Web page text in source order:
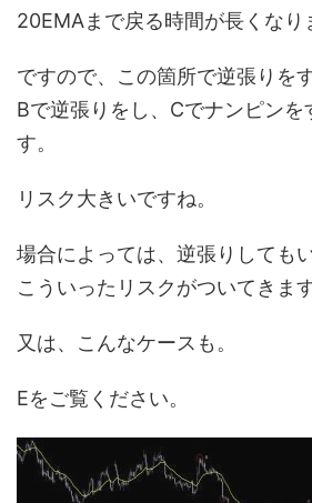
20EMAまで戻る時間が長くなり
ですので、この箇所で逆張りを
Bで逆張りをし、Cでナンピンを
す。
リスク大きいですね。
場合によっては、逆張りしても
こういったリスクがついてきます
又は、こんなケースも。
Eをご覧ください。